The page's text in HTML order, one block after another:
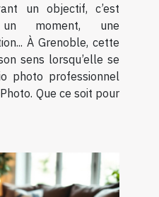
un objectif, c’est
moment, une
À Grenoble, cette
sens lorsqu’elle se
photo professionnel
Que ce soit pour